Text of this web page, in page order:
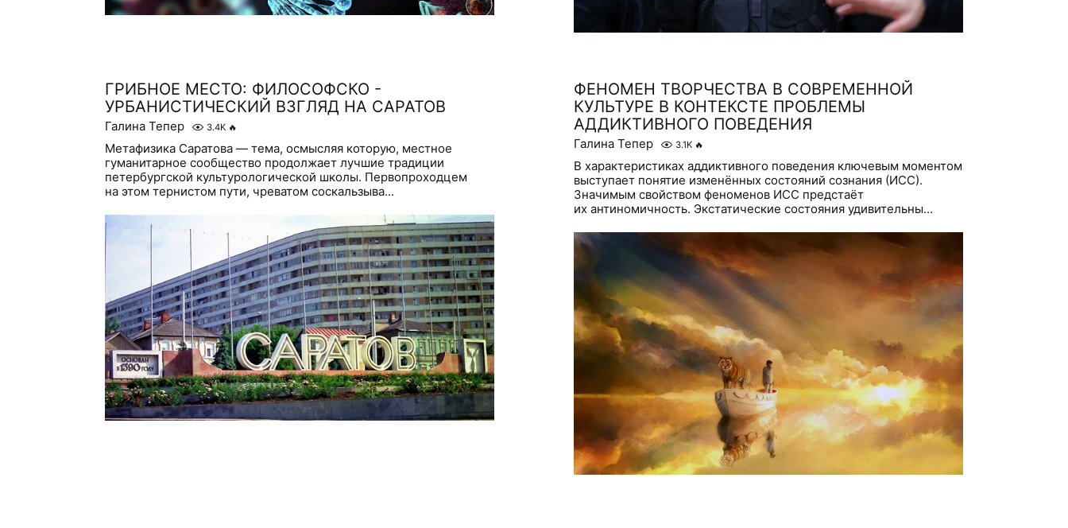
ГРИБНОЕ МЕСТО: ФИЛОСОФСКО -
УРБАНИСТИЧЕСКИЙ ВЗГЛЯД НА САРАТОВ
Галина Тепер 3.4K 🔥
Метафизика Саратова — тема, осмысляя которую, местное
гуманитарное сообщество продолжает лучшие традиции
петербургской культурологической школы. Первопроходцем
на этом тернистом пути, чреватом соскальзыва...
ФЕНОМЕН ТВОРЧЕСТВА В СОВРЕМЕННОЙ
КУЛЬТУРЕ В КОНТЕКСТЕ ПРОБЛЕМЫ
АДДИКТИВНОГО ПОВЕДЕНИЯ
Галина Тепер 3.1K 🔥
В характеристиках аддиктивного поведения ключевым моментом
выступает понятие изменённых состояний сознания (ИСС).
Значимым свойством феноменов ИСС предстаёт
их антиномичность. Экстатические состояния удивительны...